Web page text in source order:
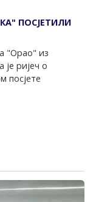
ПОСЈЕТИЛИ
"Орао" из
је ријеч о
посјете